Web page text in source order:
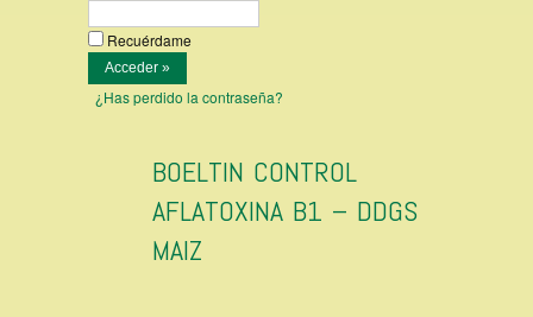
Recuérdame
¿Has perdido la contraseña?
BOELTIN CONTROL
AFLATOXINA B1 – DDGS
MAIZ